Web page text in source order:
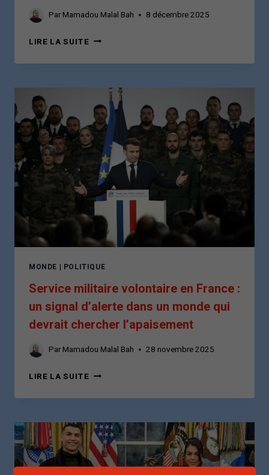
Par Mamadou Malal Bah 8 décembre 2025
LIRE LA SUITEPREMIÈRE
DE
EN
ISRAËL
ENTRE
SOUTIEN
HISTORIQUE
ET
DIPLOMATIE
DÉLICATE
MONDE POLITIQUE
Service militaire volontaire en France :
un signal d’alerte dans un monde qui
devrait chercher l’apaisement
Par Mamadou Malal Bah 28 novembre 2025
LIRE LA SUITESERVICE
VOLONTAIRE
FRANCE
:
UN
SIGNAL